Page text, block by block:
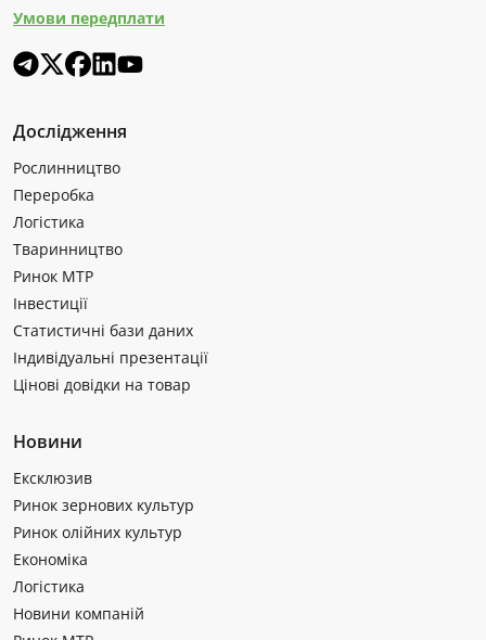
Умови передплати
Дослідження
Рослинництво
Переробка
Логістика
Тваринництво
Ринок МТР
Інвестиції
Статистичні бази даних
Індивідуальні презентації
Цінові довідки на товар
Новини
Ексклюзив
Ринок зернових культур
Ринок олійних культур
Економіка
Логістика
Новини компаній